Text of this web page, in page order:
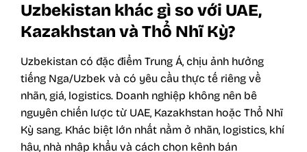
Uzbekistan khác gì so với UAE,
Kazakhstan và Thổ Nhĩ Kỳ?
Uzbekistan có đặc điểm Trung Á, chịu ảnh hưởng
tiếng Nga/Uzbek và có yêu cầu thực tế riêng về
nhãn, giá, logistics. Doanh nghiệp không nên bê
nguyên chiến lược từ UAE, Kazakhstan hoặc Thổ Nhĩ
Kỳ sang. Khác biệt lớn nhất nằm ở nhãn, logistics, khí
hậu, nhà nhập khẩu và cách chọn kênh bán